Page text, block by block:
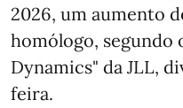
2026, um aumento
homólogo,
Dynamics" da JLL,
feira.